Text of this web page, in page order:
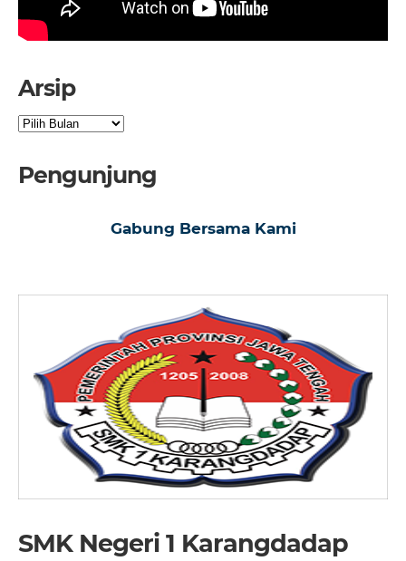
Arsip
Arsip
Pengunjung
Gabung Bersama Kami
SMK Negeri 1 Karangdadap